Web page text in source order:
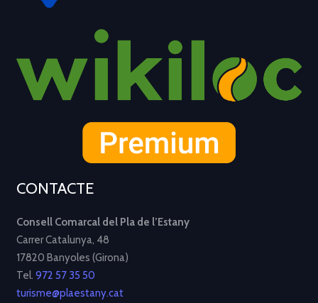
CONTACTE
Consell Comarcal del Pla de l’Estany
Carrer Catalunya, 48
17820 Banyoles (Girona)
Tel. 972 57 35 50
turisme@plaestany.cat